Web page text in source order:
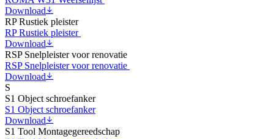
Download
RP Rustiek pleister
RP Rustiek pleister
Download
RSP Snelpleister voor renovatie
RSP Snelpleister voor renovatie
Download
S
S1 Object schroefanker
S1 Object schroefanker
Download
S1 Tool Montagegereedschap